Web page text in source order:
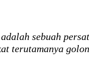
sebuah
terutamanya